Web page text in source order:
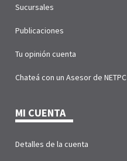
Sucursales
Publicaciones
Tu opinión cuenta
Chateá con un Asesor de NETPC
MI CUENTA
Detalles de la cuenta